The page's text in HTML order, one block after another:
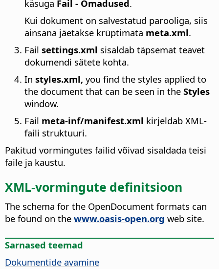
käsuga Fail - Omadused.
Kui dokument on salvestatud parooliga, siis
ainsana jäetakse krüptimata meta.xml.
Fail settings.xml sisaldab täpsemat teavet
dokumendi sätete kohta.
In styles.xml, you find the styles applied to
the document that can be seen in the Styles
window.
Fail meta-inf/manifest.xml kirjeldab XML-
faili struktuuri.
Pakitud vormingutes failid võivad sisaldada teisi
faile ja kaustu.
XML-vormingute definitsioon
The schema for the OpenDocument formats can
be found on the www.oasis-open.org web site.
Sarnased teemad
Dokumentide avamine